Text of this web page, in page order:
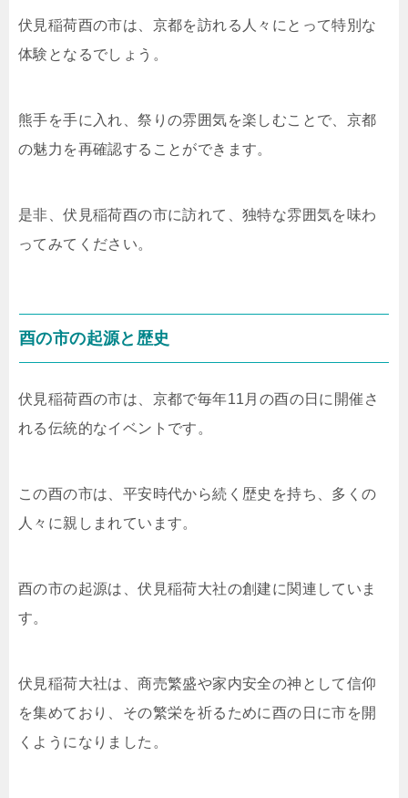
伏見稲荷酉の市は、京都を訪れる人々にとって特別な
体験となるでしょう。
熊手を手に入れ、祭りの雰囲気を楽しむことで、京都
の魅力を再確認することができます。
是非、伏見稲荷酉の市に訪れて、独特な雰囲気を味わ
ってみてください。
酉の市の起源と歴史
伏見稲荷酉の市は、京都で毎年11月の酉の日に開催さ
れる伝統的なイベントです。
この酉の市は、平安時代から続く歴史を持ち、多くの
人々に親しまれています。
酉の市の起源は、伏見稲荷大社の創建に関連していま
す。
伏見稲荷大社は、商売繁盛や家内安全の神として信仰
を集めており、その繁栄を祈るために酉の日に市を開
くようになりました。